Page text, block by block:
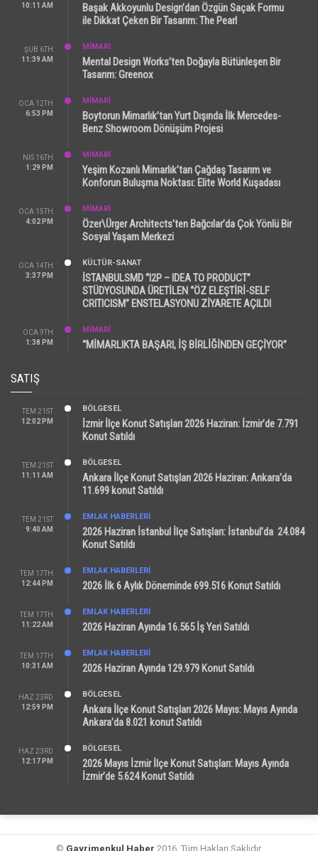
10:11 AM
Başak Akkoyunlu Design’dan Özgün Saçak Formu
ile Dikkat Çeken Bir Tasarım: The Pearl
ŞUB 6TH
11:39 AM
MİMARİ
Mental Design Works’ten Doğayla Bütünleşen Bir
Tasarım: Greenox
OCA 12TH
6:53 PM
MİMARİ
Boytorun Mimarlık’tan Yurt Dışında İlk Mercedes-
Benz Showroom Dönüşüm Projesi
NIS 16TH
1:29 PM
MİMARİ
Yeşim Kozanlı Mimarlık’tan Çağdaş Tasarım ve
Konforun Buluşma Noktası: Elite World Kuşadası
OCA 15TH
4:02 PM
MİMARİ
Özer\Ürger Architects’ten Bağcılar’da Çok Yönlü Bir
Sosyal Yaşam Merkezi
OCA 14TH
3:37 PM
KÜLTÜR-SANAT
İSTANBULSMD “I2P – IDEA TO PRODUCT”
STÜDYOSUNDA ÜRETİLEN “ÖZ ELEŞTİRİ-SELF
CRITICISM” ENSTELASYONU ZİYARETE AÇILDI
OCA 9TH
1:38 PM
MİMARİ
“MİMARLIKTA BAŞARI, İŞ BİRLİĞİNDEN GEÇİYOR”
SATIŞ
TEM 21ST
12:02 PM
BÖLGESEL
İzmir İlçe Konut Satışları 2026 Haziran: İzmir’de 7.791
Konut Satıldı
TEM 21ST
11:11 AM
BÖLGESEL
Ankara İlçe Konut Satışları 2026 Haziran: Ankara’da
11.699 konut Satıldı
TEM 21ST
9:40 AM
EMLAK HABERLERI
2026 Haziran İstanbul İlçe Satışları: İstanbul’da 24.084
Konut Satıldı
TEM 17TH
12:44 PM
EMLAK HABERLERI
2026 İlk 6 Aylık Döneminde 699.516 Konut Satıldı
TEM 17TH
11:22 AM
EMLAK HABERLERI
2026 Haziran Ayında 16.565 İş Yeri Satıldı
TEM 17TH
10:31 AM
EMLAK HABERLERI
2026 Haziran Ayında 129.979 Konut Satıldı
HAZ 23RD
12:59 PM
BÖLGESEL
Ankara İlçe Konut Satışları 2026 Mayıs: Mayıs Ayında
Ankara’da 8.021 konut Satıldı
HAZ 23RD
12:17 PM
BÖLGESEL
2026 Mayıs İzmir İlçe Konut Satışları: Mayıs Ayında
İzmir’de 5.624 Konut Satıldı
© Gayrimenkul Haber 2016. Tüm Hakları Saklıdır.